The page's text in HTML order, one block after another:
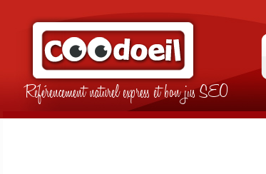
Référencement naturel express et bon jus SEO